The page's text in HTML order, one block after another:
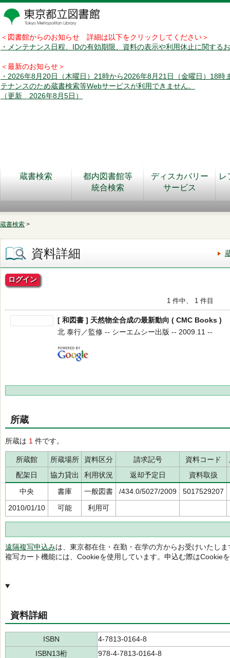
＜図書館からのお知らせ 詳細は以下をクリックしてください＞
・メンテナンス日程、IDの有効期限、資料の表示や利用休止に関する
＜最新のお知らせ＞
・2026年8月20日（木曜日）21時から2026年8月21日（金曜日）18時
テナンスのため蔵書検索等Webサービスが利用できません。
（更新 2026年8月5日）
蔵書検索
都内図書館等
統合検索
ディスカバリー
サービス
レ
蔵書検索 >
資料詳細
ログイン
1 件中、 1 件目
[ 和図書 ] 天然物全合成の最新動向 ( CMC Books )
北 泰行／監修 -- シーエムシー出版 -- 2009.11 --
所蔵
所蔵は 1 件です。
所蔵館 所蔵場所 資料区分 請求記号 資料コード
配架日
協力貸出 利用状況 返却予定日
資料取扱
中央
書庫 一般図書 /434.0/5027/2009
5017529207
2010/01/10
可能 利用可
遠隔複写申込みは、東京都在住・在勤・在学の方からお受けいたしま
複写カート機能には、Cookieを使用しています。申込む際はCookie
資料詳細
ISBN
4-7813-0164-8
ISBN13桁
978-4-7813-0164-8